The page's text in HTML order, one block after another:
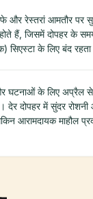
और रेस्तरां आमतौर पर
हैं, जिसमें दोपहर के
सिएस्टा के लिए बंद
घटनाओं के लिए अप्रैल
देर दोपहर में सुंदर
आरामदायक माहौल